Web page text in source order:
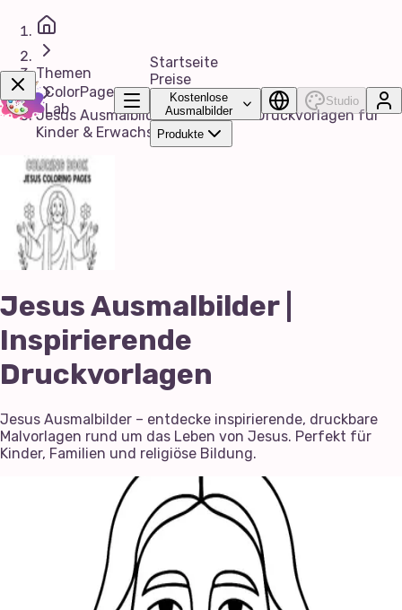
ColorPage
Lab
Startseite
Preise
Kostenlose
Ausmalbilder
Produkte
Studio
Themen
Jesus Ausmalbilder | Kostenlose Druckvorlagen für
Kinder & Erwachsene
Jesus Ausmalbilder |
Inspirierende
Druckvorlagen
Jesus Ausmalbilder – entdecke inspirierende, druckbare
Malvorlagen rund um das Leben von Jesus. Perfekt für
Kinder, Familien und religiöse Bildung.